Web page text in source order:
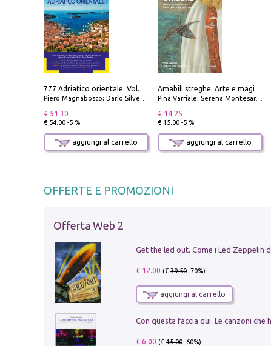
Piero Magnabosco; Dario Silvestro; Marco Sbrizzi
€ 51.30
€ 54.00 -5 %
aggiungi al carrello
Pina Varriale; Serena Montesarchio
€ 14.25
€ 15.00 -5 %
aggiungi al carrello
OFFERTE E PROMOZIONI
Offerta Web 2
€ 12.00 (€39.50- 70%)
aggiungi al carrello
€ 6.00 (€15.00- 60%)